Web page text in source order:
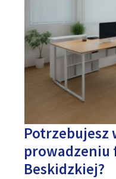
Potrzebujesz
prowadzeniu
Beskidzkiej?